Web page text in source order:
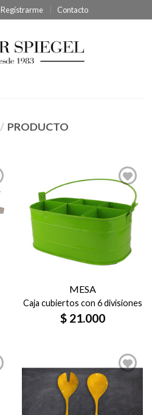
Regístrarme Contacto
/ PRODUCTO
MESA
Caja cubiertos con 6 divisiones
$21.000